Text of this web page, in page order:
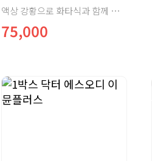
액상 강황으로 화타식과 함께 섭취하기 좋은 제품입니다.
75,000